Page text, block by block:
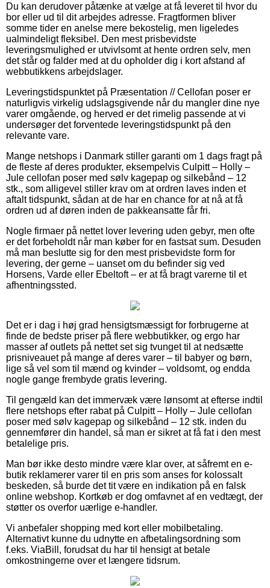
Du kan derudover påtænke at vælge at få leveret til hvor du
bor eller ud til dit arbejdes adresse. Fragtformen bliver
somme tider en anelse mere bekostelig, men ligeledes
ualmindeligt fleksibel. Den mest prisbevidste
leveringsmulighed er utvivlsomt at hente ordren selv, men
det står og falder med at du opholder dig i kort afstand af
webbutikkens arbejdslager.
Leveringstidspunktet på Præsentation // Cellofan poser er
naturligvis virkelig udslagsgivende når du mangler dine nye
varer omgående, og herved er det rimelig passende at vi
undersøger det forventede leveringstidspunkt på den
relevante vare.
Mange netshops i Danmark stiller garanti om 1 dags fragt på
de fleste af deres produkter, eksempelvis Culpitt – Holly –
Jule cellofan poser med sølv kagepap og silkebånd – 12
stk., som alligevel stiller krav om at ordren laves inden et
aftalt tidspunkt, sådan at de har en chance for at nå at få
ordren ud af døren inden de pakkeansatte får fri.
Nogle firmaer på nettet lover levering uden gebyr, men ofte
er det forbeholdt når man køber for en fastsat sum. Desuden
må man beslutte sig for den mest prisbevidste form for
levering, der gerne – uanset om du befinder sig ved
Horsens, Varde eller Ebeltoft – er at få bragt varerne til et
afhentningssted.
Det er i dag i høj grad hensigtsmæssigt for forbrugerne at
finde de bedste priser på flere webbutikker, og ergo har
masser af outlets på nettet set sig tvunget til at nedsætte
prisniveauet på mange af deres varer – til babyer og børn,
lige så vel som til mænd og kvinder – voldsomt, og endda
nogle gange frembyde gratis levering.
Til gengæld kan det immervæk være lønsomt at efterse indtil
flere netshops efter rabat på Culpitt – Holly – Jule cellofan
poser med sølv kagepap og silkebånd – 12 stk. inden du
gennemfører din handel, så man er sikret at få fat i den mest
betalelige pris.
Man bør ikke desto mindre være klar over, at såfremt en e-
butik reklamerer varer til en pris som anses for kolossalt
beskeden, så burde det tit være en indikation på en falsk
online webshop. Kortkøb er dog omfavnet af en vedtægt, der
støtter os overfor uærlige e-handler.
Vi anbefaler shopping med kort eller mobilbetaling.
Alternativt kunne du udnytte en afbetalingsordning som
f.eks. ViaBill, forudsat du har til hensigt at betale
omkostningerne over et længere tidsrum.